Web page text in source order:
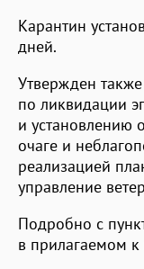
Карантин
дней.
Утвержден
по ликвидации
и установлению
очаге и
реализацией
управление
Подробно с
в прилагаемом к